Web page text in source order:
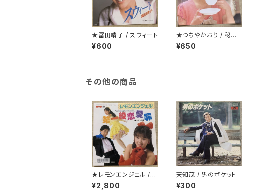
★冨田靖子 / スウィート
¥600
★つちやかおり / 秘密
じゃないけど秘密
¥650
その他の商品
★レモンエンジェル /
第一級恋愛罪
¥2,800
天知茂 / 男のポケット
¥300